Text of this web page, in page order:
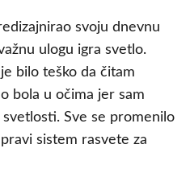
svoju dnevnu
ulogu igra svetlo.
bilo teško da čitam
bola u očima jer sam
Sve se promenilo
sistem rasvete za